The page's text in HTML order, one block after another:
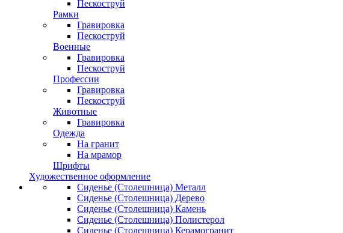
Пескоструй
Рамки
Гравировка
Пескоструй
Военные
Гравировка
Пескоструй
Профессии
Гравировка
Пескоструй
Животные
Гравировка
Одежда
На гранит
На мрамор
Шрифты
Художественное оформление
Сиденье (Столешница) Металл
Сиденье (Столешница) Дерево
Сиденье (Столешница) Камень
Сиденье (Столешница) Полистерол
Сиденье (Столешница) Керамогранит